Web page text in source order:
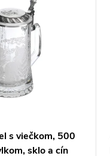
s viečkom, 500
sklo a cín